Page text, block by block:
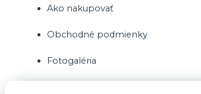
Ako nakupovať
Obchodné podmienky
Fotogaléria